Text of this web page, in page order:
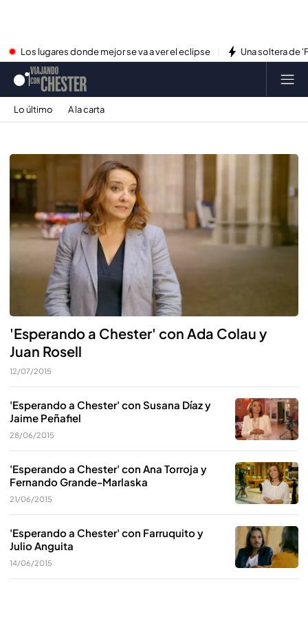
Los lugares donde mejor se va a ver el eclipse Una soltera de
Lo último A la carta
'Esperando a Chester' con Ada Colau y
Juan Rosell
12/07/2015
'Esperando a Chester' con Susana Díaz y
Jaime Peñafiel
28/06/2015
'Esperando a Chester' con Ana Torroja y
Fernando Grande-Marlaska
21/06/2015
'Esperando a Chester' con Farruquito y
Julio Anguita
14/06/2015